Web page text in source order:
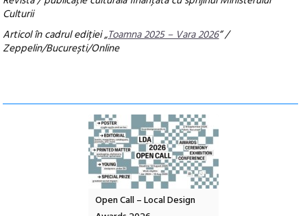
Culturii
Articol în cadrul ediției „Toamna 2025 – Vara 2026” /
Zeppelin/București/Online
Open Call – Local Design